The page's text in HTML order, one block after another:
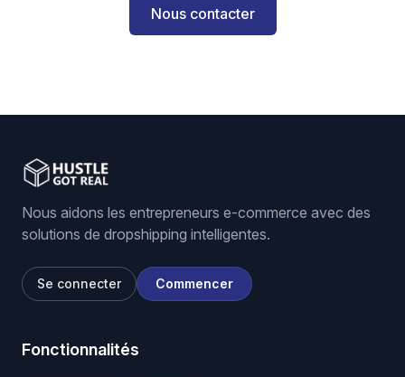
Nous contacter
Nous aidons les entrepreneurs e-commerce avec des
solutions de dropshipping intelligentes.
Se connecter Commencer
Fonctionnalités